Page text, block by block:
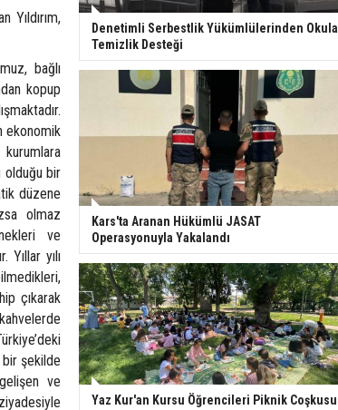
Yıldırım,
bağlı
kopup
ekonomik
olduğu bir
düzene
olmaz
ve
yılı
çıkarak
bir şekilde
ve
Denetimli Serbestlik Yükümlülerinden Okula
Temizlik Desteği
Kars'ta Aranan Hükümlü JASAT
Operasyonuyla Yakalandı
Yaz Kur'an Kursu Öğrencileri Piknik Coşkusu